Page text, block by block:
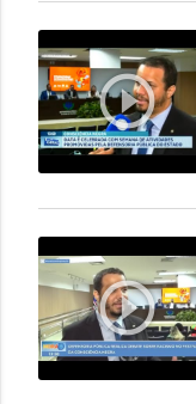
play_circle_outline
play_circle_outline